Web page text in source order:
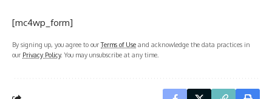
[mc4wp_form]
By signing up, you agree to ourTerms of Use and acknowledge the data practices in
our Privacy Policy. You may unsubscribe at any time.